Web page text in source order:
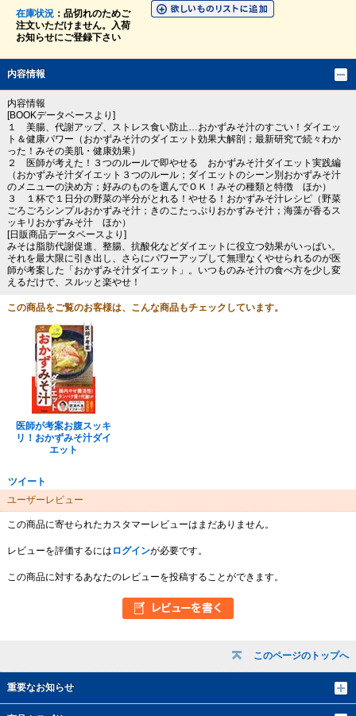
このページのトップへ
重要なお知らせ
在庫状況：品切れのためご
注文いただけません。入荷
お知らせにご登録下さい
内容情報
内容情報
[BOOKデータベースより]
１ 美腸、代謝アップ、ストレス食い防止…おかずみそ汁のすごい！ダイエッ
ト＆健康パワー（おかずみそ汁のダイエット効果大解剖；最新研究で続々わか
った！みその美肌・健康効果）
２ 医師が考えた！３つのルールで即やせる おかずみそ汁ダイエット実践編
（おかずみそ汁ダイエット３つのルール；ダイエットのシーン別おかずみそ汁
のメニューの決め方；好みのものを選んでＯＫ！みその種類と特徴 ほか）
３ １杯で１日分の野菜の半分がとれる！やせる！おかずみそ汁レシピ（野菜
ごろごろシンプルおかずみそ汁；きのこたっぷりおかずみそ汁；海藻が香るス
ッキリおかずみそ汁 ほか）
[日販商品データベースより]
みそは脂肪代謝促進、整腸、抗酸化などダイエットに役立つ効果がいっぱい。
それを最大限に引き出し、さらにパワーアップして無理なくやせられるのが医
師が考案した「おかずみそ汁ダイエット」。いつものみそ汁の食べ方を少し変
えるだけで、スルッと楽やせ！
この商品をご覧のお客様は、こんな商品もチェックしています。
医師が考案お腹スッキ
リ！おかずみそ汁ダイ
エット
ツイート
ユーザーレビュー
この商品に寄せられたカスタマーレビューはまだありません。
レビューを評価するには ログインが必要です。
この商品に対するあなたのレビューを投稿することができます。